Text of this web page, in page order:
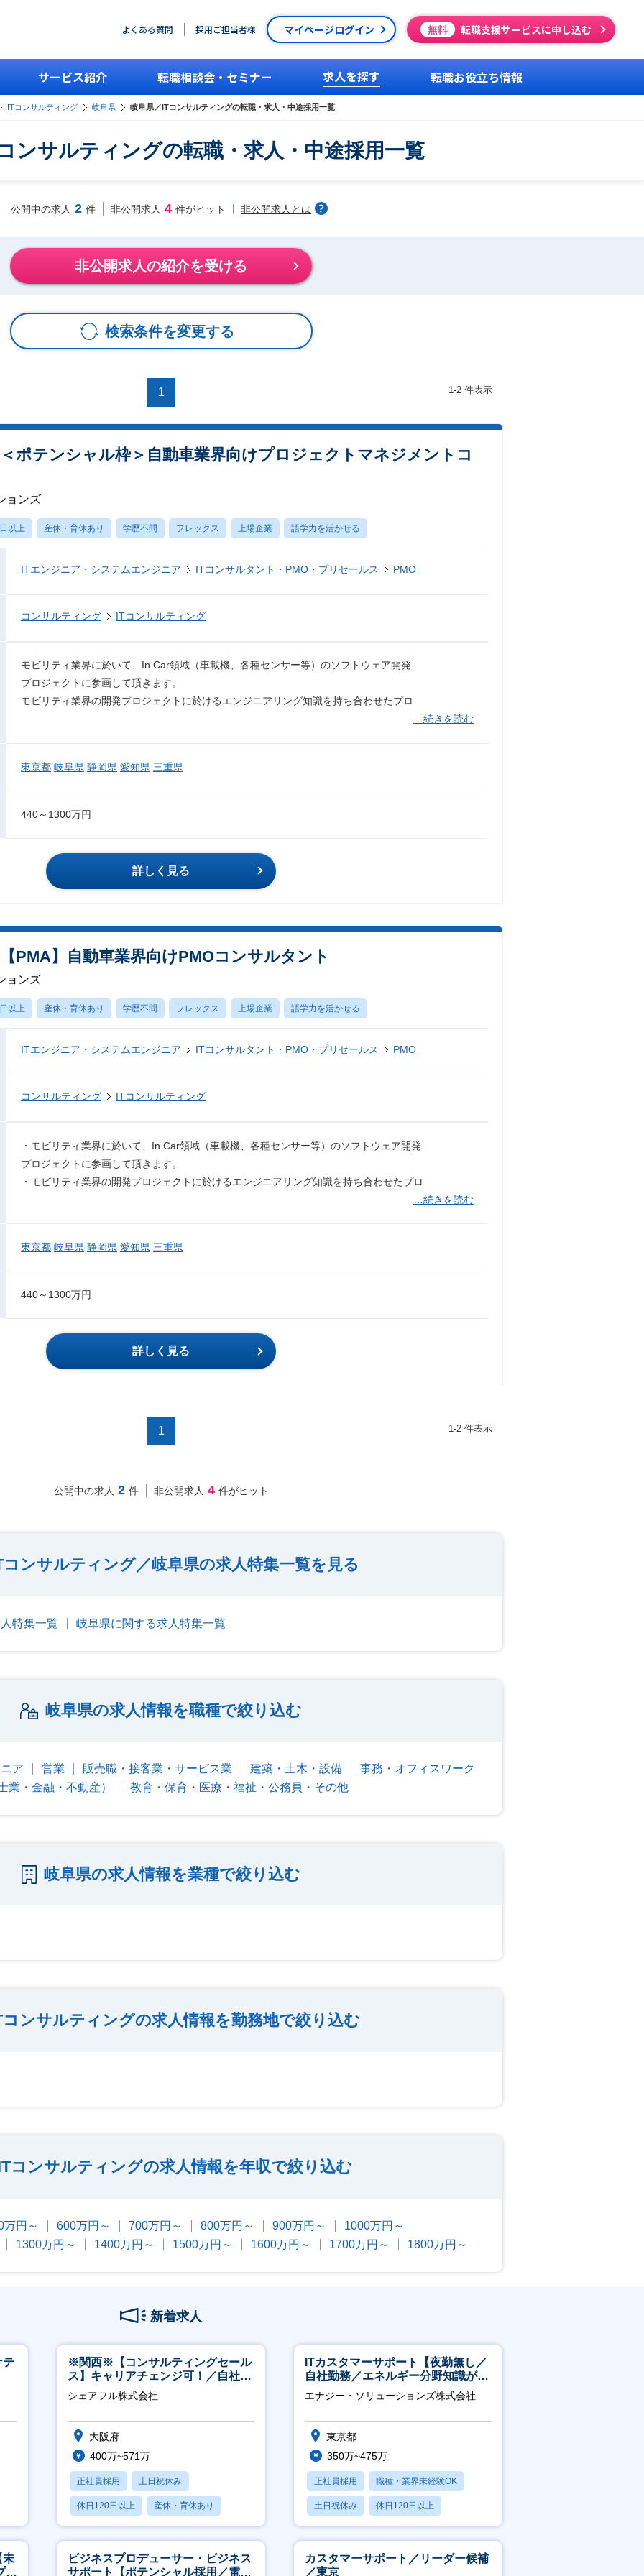
よくある質問 採用ご担当者様 マイページログイン 無料 転職支援サービスに申し込む
サービス紹介 転職相談会・セミナー 求人を探す 転職お役立ち情報
ITコンサルティング 岐阜県 岐阜県／ITコンサルティングの転職・求人・中途採用一覧
ンサルティングの転職・求人・中途採用一覧
公開中の求人 2 件 非公開求人 4 件がヒット 非公開求人とは
非公開求人の紹介を受ける
検索条件を変更する
1 1-2 件表示
ポテンシャル枠＞自動車業界向けプロジェクトマネジメントコ
ョンズ
以上 産休・育休あり 学歴不問 フレックス 上場企業 語学力を活かせる
ITエンジニア・システムエンジニア ITコンサルタント・PMO・プリセールス PMO
コンサルティング ITコンサルティング
モビリティ業界に於いて、In Car領域（車載機、各種センサー等）のソフトウェア開発
プロジェクトに参画して頂きます。
モビリティ業界の開発プロジェクトに於けるエンジニアリング知識を持ち合わせたプロ
…続きを読む
東京都 岐阜県 静岡県 愛知県 三重県
440～1300万円
詳しく見る
PMA】自動車業界向けPMOコンサルタント
ョンズ
以上 産休・育休あり 学歴不問 フレックス 上場企業 語学力を活かせる
ITエンジニア・システムエンジニア ITコンサルタント・PMO・プリセールス PMO
コンサルティング ITコンサルティング
・モビリティ業界に於いて、In Car領域（車載機、各種センサー等）のソフトウェア開発
プロジェクトに参画して頂きます。
・モビリティ業界の開発プロジェクトに於けるエンジニアリング知識を持ち合わせたプロ
…続きを読む
東京都 岐阜県 静岡県 愛知県 三重県
440～1300万円
詳しく見る
1 1-2 件表示
公開中の求人 2 件 非公開求人 4 件がヒット
コンサルティング／岐阜県の求人特集一覧を見る
特集一覧 岐阜県に関する求人特集一覧
岐阜県の求人情報を職種で絞り込む
ア 営業 販売職・接客業・サービス業 建築・土木・設備
事務・オフィスワーク
業・金融・不動産）
教育・保育・医療・福祉・公務員・その他
岐阜県の求人情報を業種で絞り込む
コンサルティングの求人情報を勤務地で絞り込む
コンサルティングの求人情報を年収で絞り込む
万円～ 600万円～ 700万円～ 800万円～ 900万円～
1000万円～
1300万円～
1400万円～ 1500万円～ 1600万円～ 1700万円～ 1800万円～
新着求人
テ
※関西※【コンサルティングセール
ス】キャリアチェンジ可！／自社サ
ービス『シェアフル』の営業
シェアフル株式会社
大阪府
400万~571万
正社員採用 土日祝休み
休日120日以上 産休・育休あり
賞与あり
ITカスタマーサポート【夜勤無し／
自社勤務／エネルギー分野知識が身
につきます】
エナジー・ソリューションズ株式会社
東京都
350万~475万
正社員採用 職種・業界未経験OK
土日祝休み 休日120日以上
産休・育休あり
未
／
ビジネスプロデューサー・ビジネス
サポート【ポテンシャル採用／電
カスタマーサポート／リーダー候補
／東京